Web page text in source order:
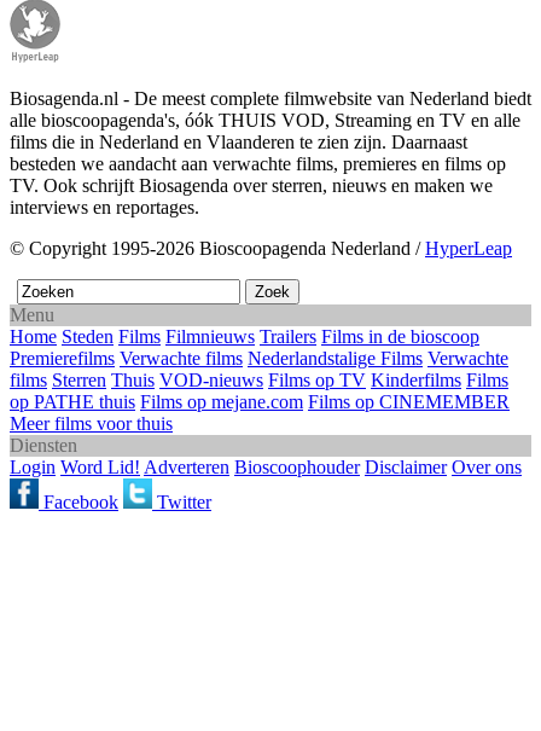
Biosagenda.nl - De meest complete filmwebsite van Nederland biedt
alle bioscoopagenda's, óók THUIS VOD, Streaming en TV en alle
films die in Nederland en Vlaanderen te zien zijn. Daarnaast
besteden we aandacht aan verwachte films, premieres en films op
TV. Ook schrijft Biosagenda over sterren, nieuws en maken we
interviews en reportages.
© Copyright 1995-2026 Bioscoopagenda Nederland /HyperLeap
Menu
Home Steden Films Filmnieuws Trailers Films in de bioscoop
Premierefilms Verwachte films Nederlandstalige Films Verwachte
films Sterren Thuis VOD-nieuws Films op TV Kinderfilms Films
op PATHE thuis Films op mejane.com Films op CINEMEMBER
Meer films voor thuis
Diensten
Login Word Lid! Adverteren Bioscoophouder Disclaimer Over ons
Facebook
Twitter